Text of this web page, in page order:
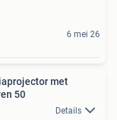
6 mei 26
met
50
Details